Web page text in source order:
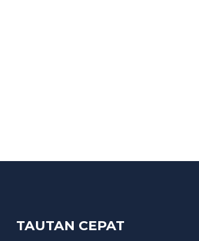
TAUTAN CEPAT